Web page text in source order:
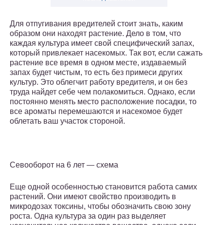
Для отпугивания вредителей стоит знать, каким
образом они находят растение. Дело в том, что
каждая культура имеет свой специфический запах,
который привлекает насекомых. Так вот, если сажать
растение все время в одном месте, издаваемый
запах будет чистым, то есть без примеси других
культур. Это облегчит работу вредителя, и он без
труда найдет себе чем полакомиться. Однако, если
постоянно менять место расположение посадки, то
все ароматы перемешаются и насекомое будет
облетать ваш участок стороной.
Севооборот на 6 лет — схема
Еще одной особенностью становится работа самих
растений. Они имеют свойство производить в
микродозах токсины, чтобы обозначить свою зону
роста. Одна культура за один раз выделяет